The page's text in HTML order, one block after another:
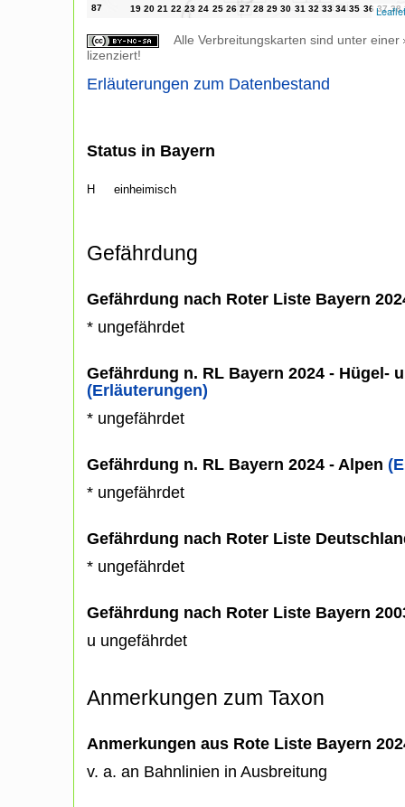
Leaflet
Alle Verbreitungskarten sind unter einer
lizenziert!
Erläuterungen zum Datenbestand
Status in Bayern
H einheimisch
Gefährdung
Gefährdung nach Roter Liste Bayern
* ungefährdet
Gefährdung n. RL Bayern 2024 - Hügel-
(Erläuterungen)
* ungefährdet
Gefährdung n. RL Bayern 2024 - Alpen
* ungefährdet
Gefährdung nach Roter Liste
* ungefährdet
Gefährdung nach Roter Liste Bayern
u ungefährdet
Anmerkungen zum Taxon
Anmerkungen aus Rote Liste Bayern
v. a. an Bahnlinien in Ausbreitung